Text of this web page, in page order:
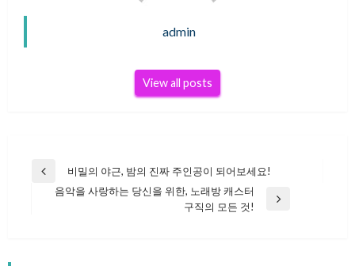
admin
View all posts
글
Previous
비밀의 야근, 밤의 진짜 주인공이 되어보세요!
음악을 사랑하는 당신을 위한, 노래방 캐스터
구직의 모든 것!